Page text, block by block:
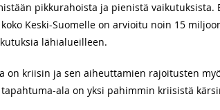
pikkurahoista ja pienistä
Keski-Suomelle on arvioitu noin 15
lähialueilleen.
on kriisin ja sen aiheuttamien rajoitusten
ala on yksi pahimmin kriisistä